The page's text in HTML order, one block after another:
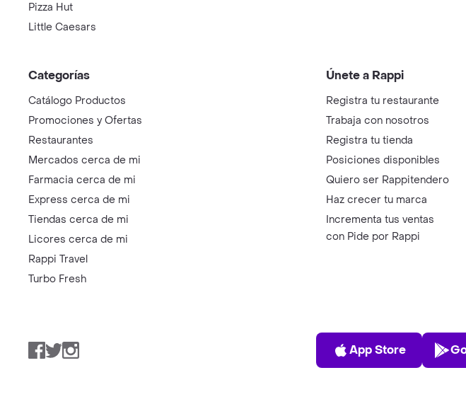
Pizza Hut
Little Caesars
Categorías
Catálogo Productos
Promociones y Ofertas
Restaurantes
Mercados cerca de mi
Farmacia cerca de mi
Express cerca de mi
Tiendas cerca de mi
Licores cerca de mi
Rappi Travel
Turbo Fresh
Únete a Rappi
Registra tu restaurante
Trabaja con nosotros
Registra tu tienda
Posiciones disponibles
Quiero ser Rappitendero
Haz crecer tu marca
Incrementa tus ventas
con Pide por Rappi
Facebook
TwitterInstagram
App Store
App Store